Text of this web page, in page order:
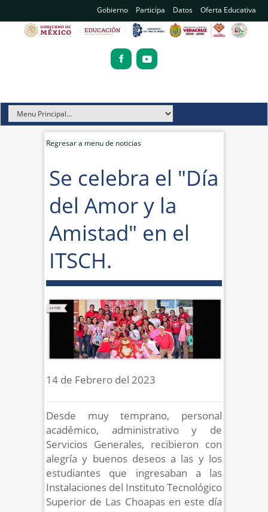
Gobierno Participa Datos Oferta Educativa
Regresar a menu de noticias
Se celebra el "Día
del Amor y la
Amistad" en el
ITSCH.
14 de Febrero del 2023
Desde muy temprano, personal
académico, administrativo y de
Servicios Generales, recibieron con
alegría y buenos deseos a las y los
estudiantes que ingresaban a las
Instalaciones del Instituto Tecnológico
Superior de Las Choapas en este día